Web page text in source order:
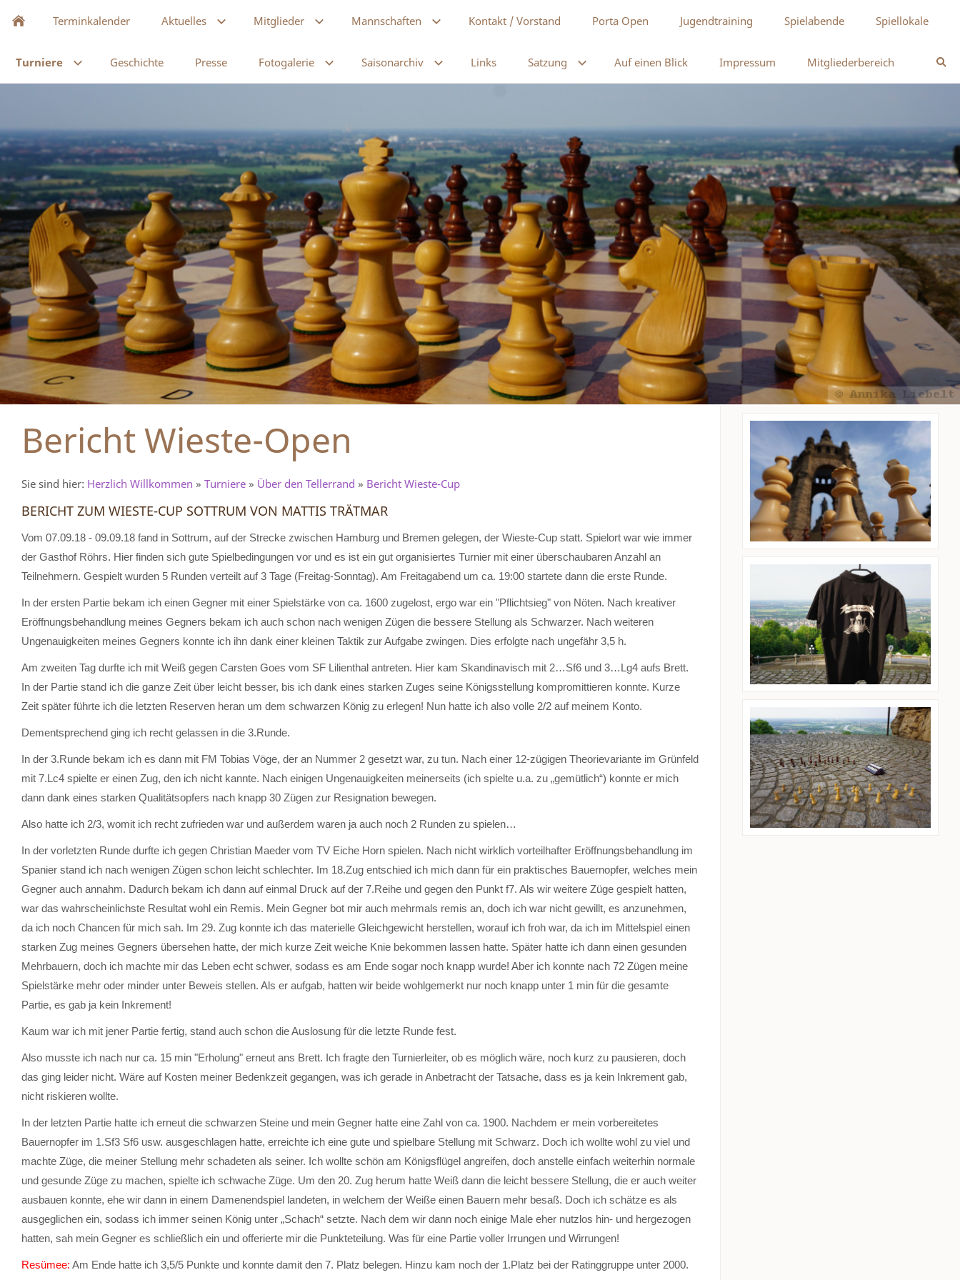
Terminkalender Aktuelles Mitglieder Mannschaften Kontakt / Vorstand Porta Open Jugendtraining Spielabende Spiellokale
Turniere Geschichte Presse Fotogalerie Saisonarchiv Links Satzung Auf einen Blick Impressum Mitgliederbereich
Bericht Wieste-Open
Sie sind hier: Herzlich Willkommen » Turniere » Über den Tellerrand » Bericht Wieste-Cup
BERICHT ZUM WIESTE-CUP SOTTRUM VON MATTIS TRÄTMAR
Vom 07.09.18 - 09.09.18 fand in Sottrum, auf der Strecke zwischen Hamburg und Bremen gelegen, der Wieste-Cup statt. Spielort war wie immer
der Gasthof Röhrs. Hier finden sich gute Spielbedingungen vor und es ist ein gut organisiertes Turnier mit einer überschaubaren Anzahl an
Teilnehmern. Gespielt wurden 5 Runden verteilt auf 3 Tage (Freitag-Sonntag). Am Freitagabend um ca. 19:00 startete dann die erste Runde.
In der ersten Partie bekam ich einen Gegner mit einer Spielstärke von ca. 1600 zugelost, ergo war ein "Pflichtsieg" von Nöten. Nach kreativer
Eröffnungsbehandlung meines Gegners bekam ich auch schon nach wenigen Zügen die bessere Stellung als Schwarzer. Nach weiteren
Ungenauigkeiten meines Gegners konnte ich ihn dank einer kleinen Taktik zur Aufgabe zwingen. Dies erfolgte nach ungefähr 3,5 h.
Am zweiten Tag durfte ich mit Weiß gegen Carsten Goes vom SF Lilienthal antreten. Hier kam Skandinavisch mit 2…Sf6 und 3…Lg4 aufs Brett.
In der Partie stand ich die ganze Zeit über leicht besser, bis ich dank eines starken Zuges seine Königsstellung kompromittieren konnte. Kurze
Zeit später führte ich die letzten Reserven heran um dem schwarzen König zu erlegen! Nun hatte ich also volle 2/2 auf meinem Konto.
Dementsprechend ging ich recht gelassen in die 3.Runde.
In der 3.Runde bekam ich es dann mit FM Tobias Vöge, der an Nummer 2 gesetzt war, zu tun. Nach einer 12-zügigen Theorievariante im Grünfeld
mit 7.Lc4 spielte er einen Zug, den ich nicht kannte. Nach einigen Ungenauigkeiten meinerseits (ich spielte u.a. zu „gemütlich“) konnte er mich
dann dank eines starken Qualitätsopfers nach knapp 30 Zügen zur Resignation bewegen.
Also hatte ich 2/3, womit ich recht zufrieden war und außerdem waren ja auch noch 2 Runden zu spielen…
In der vorletzten Runde durfte ich gegen Christian Maeder vom TV Eiche Horn spielen. Nach nicht wirklich vorteilhafter Eröffnungsbehandlung im
Spanier stand ich nach wenigen Zügen schon leicht schlechter. Im 18.Zug entschied ich mich dann für ein praktisches Bauernopfer, welches mein
Gegner auch annahm. Dadurch bekam ich dann auf einmal Druck auf der 7.Reihe und gegen den Punkt f7. Als wir weitere Züge gespielt hatten,
war das wahrscheinlichste Resultat wohl ein Remis. Mein Gegner bot mir auch mehrmals remis an, doch ich war nicht gewillt, es anzunehmen,
da ich noch Chancen für mich sah. Im 29. Zug konnte ich das materielle Gleichgewicht herstellen, worauf ich froh war, da ich im Mittelspiel einen
starken Zug meines Gegners übersehen hatte, der mich kurze Zeit weiche Knie bekommen lassen hatte. Später hatte ich dann einen gesunden
Mehrbauern, doch ich machte mir das Leben echt schwer, sodass es am Ende sogar noch knapp wurde! Aber ich konnte nach 72 Zügen meine
Spielstärke mehr oder minder unter Beweis stellen. Als er aufgab, hatten wir beide wohlgemerkt nur noch knapp unter 1 min für die gesamte
Partie, es gab ja kein Inkrement!
Kaum war ich mit jener Partie fertig, stand auch schon die Auslosung für die letzte Runde fest.
Also musste ich nach nur ca. 15 min "Erholung" erneut ans Brett. Ich fragte den Turnierleiter, ob es möglich wäre, noch kurz zu pausieren, doch
das ging leider nicht. Wäre auf Kosten meiner Bedenkzeit gegangen, was ich gerade in Anbetracht der Tatsache, dass es ja kein Inkrement gab,
nicht riskieren wollte.
In der letzten Partie hatte ich erneut die schwarzen Steine und mein Gegner hatte eine Zahl von ca. 1900. Nachdem er mein vorbereitetes
Bauernopfer im 1.Sf3 Sf6 usw. ausgeschlagen hatte, erreichte ich eine gute und spielbare Stellung mit Schwarz. Doch ich wollte wohl zu viel und
machte Züge, die meiner Stellung mehr schadeten als seiner. Ich wollte schön am Königsflügel angreifen, doch anstelle einfach weiterhin normale
und gesunde Züge zu machen, spielte ich schwache Züge. Um den 20. Zug herum hatte Weiß dann die leicht bessere Stellung, die er auch weiter
ausbauen konnte, ehe wir dann in einem Damenendspiel landeten, in welchem der Weiße einen Bauern mehr besaß. Doch ich schätze es als
ausgeglichen ein, sodass ich immer seinen König unter „Schach“ setzte. Nach dem wir dann noch einige Male eher nutzlos hin- und hergezogen
hatten, sah mein Gegner es schließlich ein und offerierte mir die Punkteteilung. Was für eine Partie voller Irrungen und Wirrungen!
Resümee: Am Ende hatte ich 3,5/5 Punkte und konnte damit den 7. Platz belegen. Hinzu kam noch der 1.Platz bei der Ratinggruppe unter 2000.